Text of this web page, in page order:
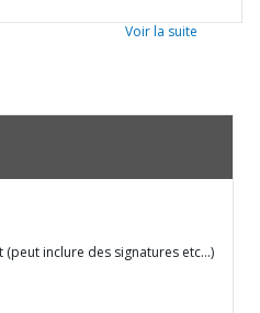
Voir la suite
inclure des signatures etc…)